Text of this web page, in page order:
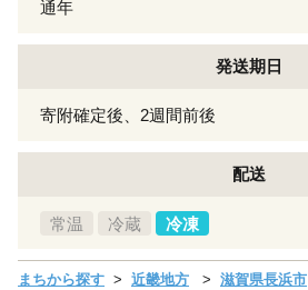
通年
発送期日
寄附確定後、2週間前後
配送
常温 冷蔵 冷凍
まちから探す 近畿地方
滋賀県長浜市